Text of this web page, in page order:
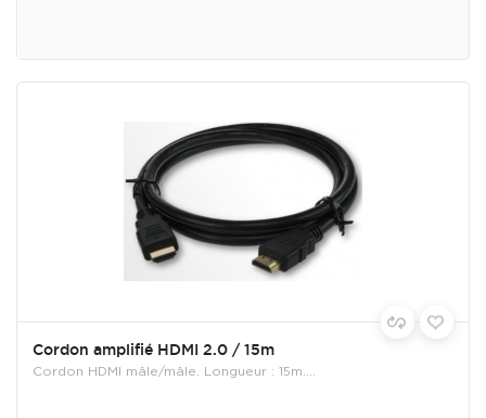
Cordon amplifié HDMI 2.0 / 15m
Cordon HDMI mâle/mâle. Longueur : 15m....